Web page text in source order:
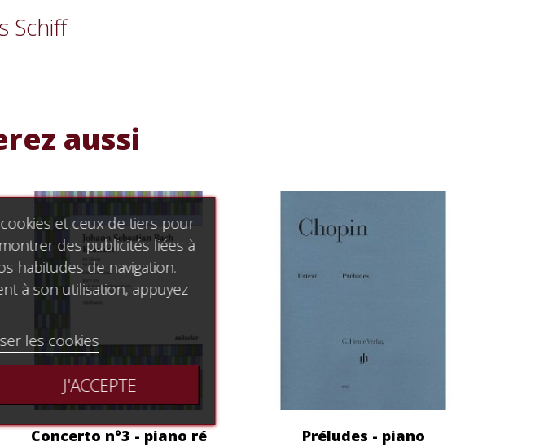
Schiff
aussi
Concerto n°3 - piano ré
Préludes - piano
et ceux de tiers pour
des publicités liées à
habitudes de navigation.
à son utilisation, appuyez
les cookies
J'ACCEPTE